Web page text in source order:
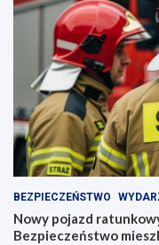
BEZPIECZEŃSTWO
Nowy pojazd
Bezpieczeństwo